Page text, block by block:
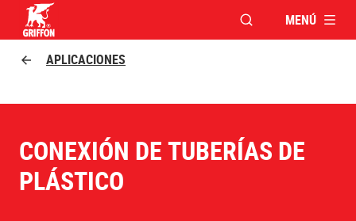
ABRIR VENTANA
MENÚ
APLICACIONES
CONEXIÓN DE TUBERÍAS DE
PLÁSTICO